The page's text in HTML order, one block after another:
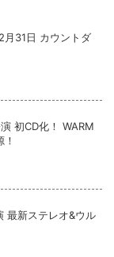
FHD 完全収録！
公演 FHD 完
ィールド公演 完
完全収録！
公演 FHD 完
月31日 カウントダ
初CD化！ WARM
最新ステレオ&ウル